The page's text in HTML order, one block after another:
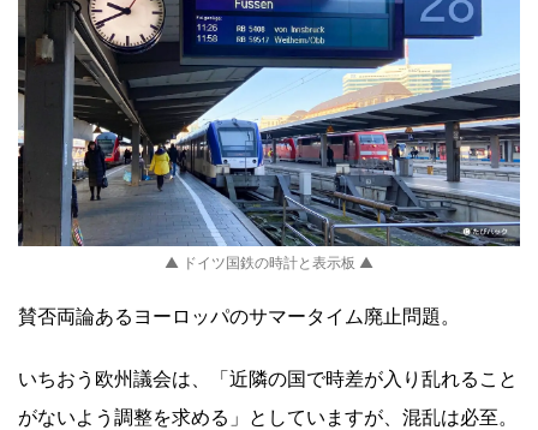
▲ ドイツ国鉄の時計と表示板 ▲
賛否両論あるヨーロッパのサマータイム廃止問題。
いちおう欧州議会は、「近隣の国で時差が入り乱れること
がないよう調整を求める」としていますが、混乱は必至。